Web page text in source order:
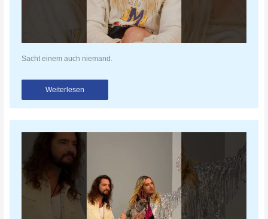
Sacht einem auch niemand.
Weiterlesen